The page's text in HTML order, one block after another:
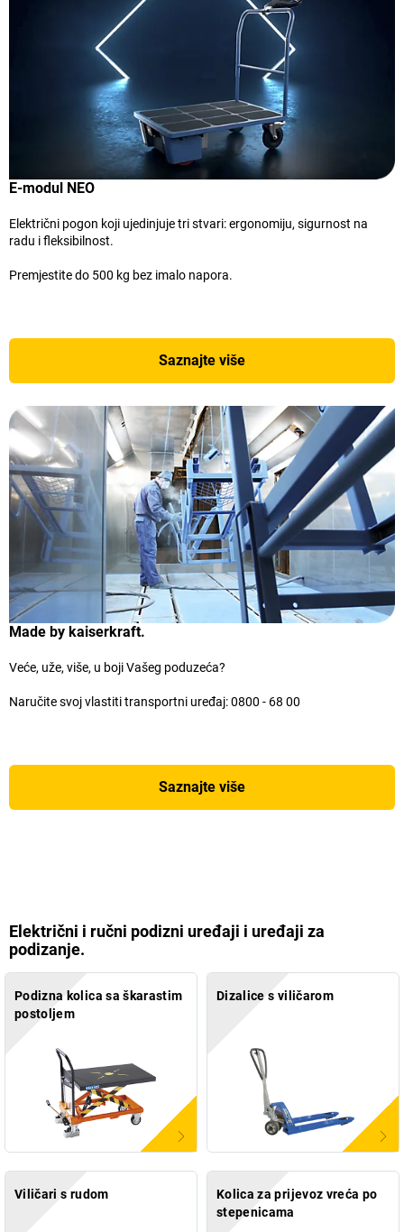
E-modul NEO
Električni pogon koji ujedinjuje tri stvari: ergonomiju, sigurnost na
radu i fleksibilnost.
Premjestite do 500 kg bez imalo napora.
Saznajte više
Made by kaiserkraft.
Veće, uže, više, u boji Vašeg poduzeća?
Naručite svoj vlastiti transportni uređaj:0800 - 68 00
Saznajte više
Električni i ručni podizni uređaji i uređaji za
podizanje.
Podizna kolica sa škarastim
postoljem
Dizalice s viličarom
Viličari s rudom
Kolica za prijevoz vreća po
stepenicama